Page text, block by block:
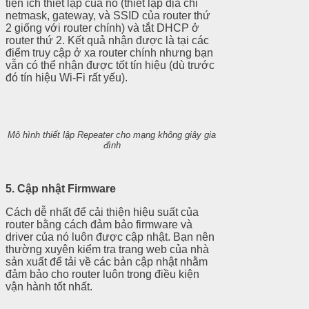
tiện ích thiết lập của nó (thiết lập địa chỉ
netmask, gateway, và SSID của router thứ
2 giống với router chính) và tắt DHCP ở
router thứ 2. Kết quả nhận được là tại các
điểm truy cập ở xa router chính nhưng bạn
vẫn có thể nhận được tốt tín hiệu (dù trước
đó tín hiệu Wi-Fi rất yếu).
Mô hình thiết lập Repeater cho mạng không giây gia
đình
5. Cập nhật Firmware
Cách dễ nhất để cải thiện hiệu suất của
router bằng cách đảm bảo firmware và
driver của nó luôn được cập nhật. Bạn nên
thường xuyên kiểm tra trang web của nhà
sản xuất để tải về các bản cập nhật nhằm
đảm bảo cho router luôn trong điều kiện
vận hành tốt nhất.